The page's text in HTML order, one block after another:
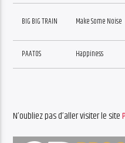
BIG BIG TRAIN Make Some Noise
PAATOS Happiness
N’oubliez pas d’aller visiter le site